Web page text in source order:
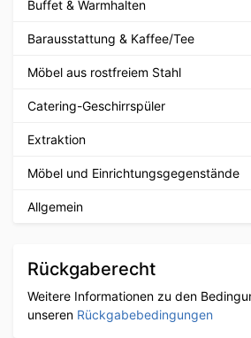
Buffet & Warmhalten
Barausstattung & Kaffee/Tee
Möbel aus rostfreiem Stahl
Catering-Geschirrspüler
Extraktion
Möbel und Einrichtungsgegenstände
Allgemein
Rückgaberecht
Weitere Informationen zu den
unseren Rückgabebedingungen